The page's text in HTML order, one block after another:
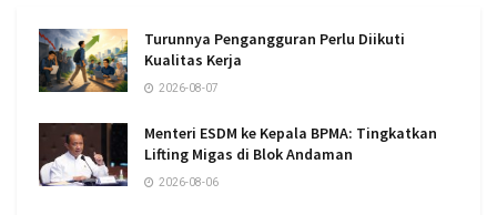
Turunnya Pengangguran Perlu Diikuti
Kualitas Kerja
2026-08-07
Menteri ESDM ke Kepala BPMA: Tingkatkan
Lifting Migas di Blok Andaman
2026-08-06